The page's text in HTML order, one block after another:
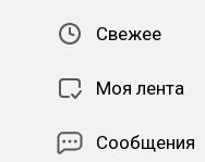
Свежее
Моя лента
Сообщения